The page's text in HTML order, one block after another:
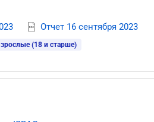
Отчет 16 сентября 2023
(18 и старше)